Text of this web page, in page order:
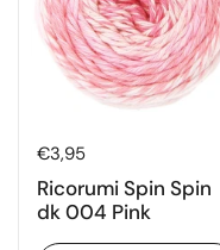
Prijs:
€3,95
Ricorumi Spin Spin
dk 004 Pink